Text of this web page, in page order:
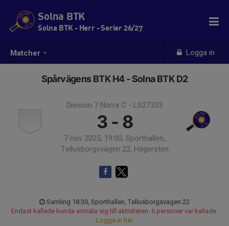
Matcher Logga in
Solna BTK
Solna BTK - Herr - Serier 26/27
Spårvägens BTK H4 - Solna BTK D2
Division 7 Norra C - LS27333
3 - 8
7 nov 2025, 19:00, Sporthallen,
Tellusborgsvägen 22, Hägersten
Samling 18:30, Sporthallen, Tellusborgsvägen 22
Endast kallade kunde anmäla sig till aktiviteten. 6 personer var kallade.
Logga in här